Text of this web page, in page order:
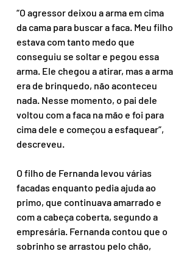
“O agressor deixou a arma em cima
da cama para buscar a faca. Meu filho
estava com tanto medo que
conseguiu se soltar e pegou essa
arma. Ele chegou a atirar, mas a arma
era de brinquedo, não aconteceu
nada. Nesse momento, o pai dele
voltou com a faca na mão e foi para
cima dele e começou a esfaquear”,
descreveu.
O filho de Fernanda levou várias
facadas enquanto pedia ajuda ao
primo, que continuava amarrado e
com a cabeça coberta, segundo a
empresária. Fernanda contou que o
sobrinho se arrastou pelo chão,